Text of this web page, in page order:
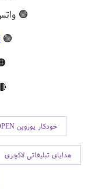
🟢
🟣
خودکار یوروپن EUROPEN
هدایای تبلیغاتی لاکچری